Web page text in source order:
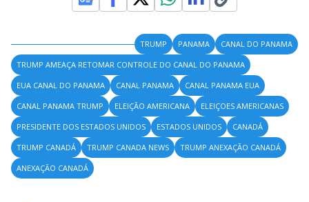
TRUMP PANAMA
CANAL DO PANAMA
TRUMP AMEAÇA RETOMAR CONTROLE DO CANAL DO PANAMA
EUA CANAL DO PANAMA
CANAL PANAMA
CANAL PANAMA EUA
CANAL PANAMA TRUMP
ELEIÇÃO AMERICANA
ELEIÇOES AMERICANAS
PRESIDENTE DOS ESTADOS UNIDOS
ESTADOS UNIDOS
CANADÁ
TRUMP CANADÁ
TRUMP CANADA NEWS
TRUMP ANEXAÇÃO CANADÁ
ANEXAÇÃO CANADÁ